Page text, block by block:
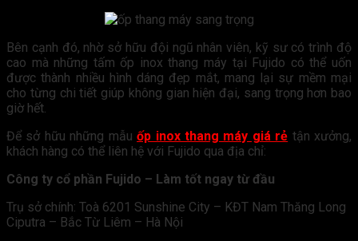
Bên cạnh đó, nhờ sở hữu đội ngũ nhân viên, kỹ sư có trình độ
cao mà những tấm ốp inox thang máy tại Fujido có thể uốn
được thành nhiều hình dáng đẹp mắt, mang lại sự mềm mại
cho từng chi tiết giúp không gian hiện đại, sang trọng hơn bao
giờ hết.
Để sở hữu những mẫuốp inox thang máy giá rẻ tận xưởng,
khách hàng có thể liên hệ với Fujido qua địa chỉ:
Công ty cổ phần Fujido – Làm tốt ngay từ đầu
Trụ sở chính: Toà 6201 Sunshine City – KĐT Nam Thăng Long
Ciputra – Bắc Từ Liêm – Hà Nội